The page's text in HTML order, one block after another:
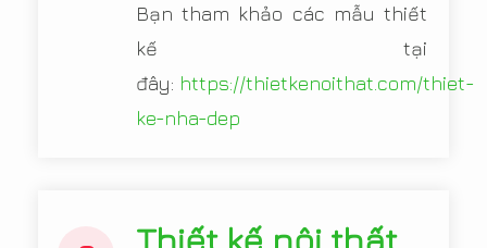
Bạn tham khảo các mẫu thiết
kế tại
đây: https://thietkenoithat.com/thiet-
ke-nha-dep
Thiết kế nội thất